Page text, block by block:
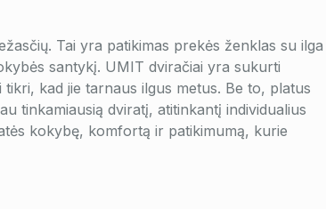
Tai yra patikimas prekės ženklas su ilga
santykį. UMIT dviračiai yra sukurti
kad jie tarnaus ilgus metus. Be to, platus
tinkamiausią dviratį, atitinkantį individualius
kokybę, komfortą ir patikimumą, kurie